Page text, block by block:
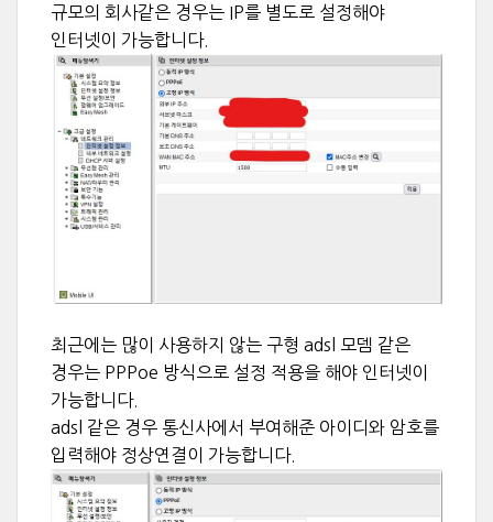
규모의 회사같은 경우는 IP를 별도로 설정해야
인터넷이 가능합니다.
최근에는 많이 사용하지 않는 구형 adsl 모뎀 같은
경우는 PPPoe 방식으로 설정 적용을 해야 인터넷이
가능합니다.
adsl 같은 경우 통신사에서 부여해준 아이디와 암호를
입력해야 정상연결이 가능합니다.